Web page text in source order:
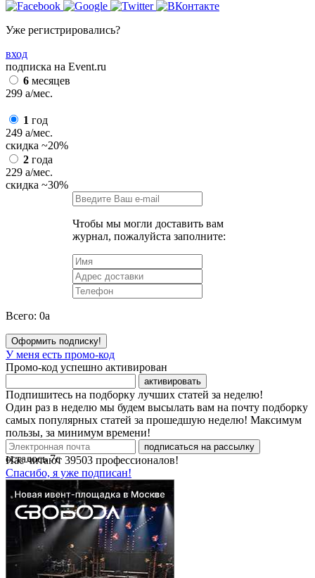
Уже регистрировались?
вход
подписка на Event.ru
6 месяцев
299 a/мес.
1 год
249 a/мес.
скидка ~20%
2 года
229 a/мес.
скидка ~30%
Чтобы мы могли доставить вам
журнал, пожалуйста заполните:
Всего: 0a
Оформить подписку!
У меня есть промо-код
Промо-код успешно активирован
активировать
Подпишитесь на подборку лучших статей за неделю!
Один раз в неделю мы будем высылать вам на почту подборку
самых популярных статей за прошедшую неделю! Максимум
пользы, за минимум времени!
подписаться на рассылку
Нас читают 39503 профессионалов!
Спасибо, я уже подписан!
осталось7с